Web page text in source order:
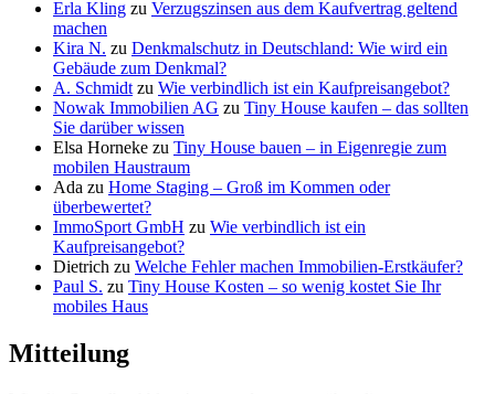
Erla Kling zu Verzugszinsen aus dem Kaufvertrag geltend
machen
Kira N. zu Denkmalschutz in Deutschland: Wie wird ein
Gebäude zum Denkmal?
A. Schmidt zu Wie verbindlich ist ein Kaufpreisangebot?
Nowak Immobilien AG zu Tiny House kaufen – das sollten
Sie darüber wissen
Elsa Horneke zu Tiny House bauen – in Eigenregie zum
mobilen Haustraum
Ada zu Home Staging – Groß im Kommen oder
überbewertet?
ImmoSport GmbH zu Wie verbindlich ist ein
Kaufpreisangebot?
Dietrich zu Welche Fehler machen Immobilien-Erstkäufer?
Paul S. zu Tiny House Kosten – so wenig kostet Sie Ihr
mobiles Haus
Mitteilung